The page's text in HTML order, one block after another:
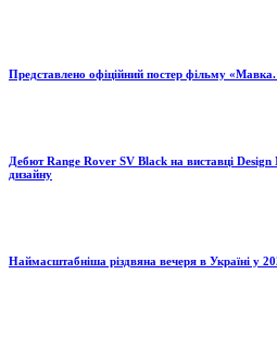
Представлено офіційний постер фільму
Дебют Range Rover SV Black на виставці
дизайну
Наймасштабніша різдвяна вечеря в Україні у